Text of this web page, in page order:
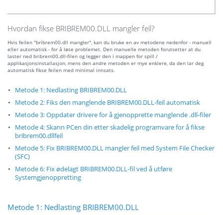
Hvordan fikse BRIBREM00.DLL mangler feil?
Hvis feilen "bribrem00.dll mangler", kan du bruke en av metodene nedenfor - manuell
eller automatisk - for å løse problemet. Den manuelle metoden forutsetter at du
laster ned bribrem00.dll-filen og legger den i mappen for spill /
applikasjonsinstallasjon, mens den andre metoden er mye enklere, da den lar deg
automatisk fikse feilen med minimal innsats.
Metode 1: Nedlasting BRIBREM00.DLL
Metode 2: Fiks den manglende BRIBREM00.DLL-feil automatisk
Metode 3: Oppdater drivere for å gjenopprette manglende .dll-filer
Metode 4: Skann PCen din etter skadelig programvare for å fikse
bribrem00.dllfeil
Metode 5: Fix BRIBREM00.DLL mangler feil med System File Checker
(SFC)
Metode 6: Fix ødelagt BRIBREM00.DLL-fil ved å utføre
Systemgjenoppretting
Metode 1: Nedlasting BRIBREM00.DLL